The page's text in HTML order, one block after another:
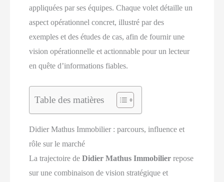
appliquées par ses équipes. Chaque volet détaille un
aspect opérationnel concret, illustré par des
exemples et des études de cas, afin de fournir une
vision opérationnelle et actionnable pour un lecteur
en quête d’informations fiables.
Table des matières
Didier Mathus Immobilier : parcours, influence et
rôle sur le marché
La trajectoire deDidier Mathus Immobilier repose
sur une combinaison de vision stratégique et